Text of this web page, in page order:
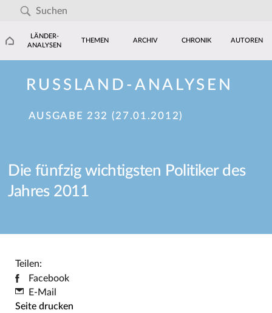
LÄNDER-
ANALYSEN
THEMEN ARCHIV CHRONIK AUTOREN
RUSSLAND-ANALYSEN
AUSGABE 232 (27.01.2012)
Die fünfzig wichtigsten Politiker des
Jahres 2011
Teilen:
Facebook
E-Mail
Seite drucken